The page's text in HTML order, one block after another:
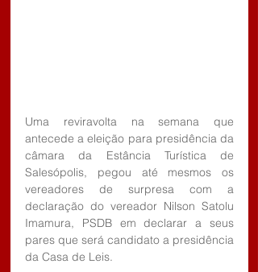
Uma reviravolta na semana que
antecede a eleição para presidência da
câmara da Estância Turística de
Salesópolis, pegou até mesmos os
vereadores de surpresa com a
declaração do vereador Nilson Satolu
Imamura, PSDB em declarar a seus
pares que será candidato a presidência
da Casa de Leis.